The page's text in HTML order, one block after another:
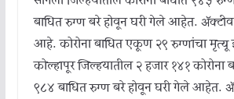
बाधित रुग्ण बरे होवून घरी गेले आहेत.
आहे. कोरोना बाधित एकूण २९ रुग्णांचा
कोल्हापूर जिल्हयातील २ हजार १४१
९८४ बाधित रुग्ण बरे होवून घरी गेले आहेत.